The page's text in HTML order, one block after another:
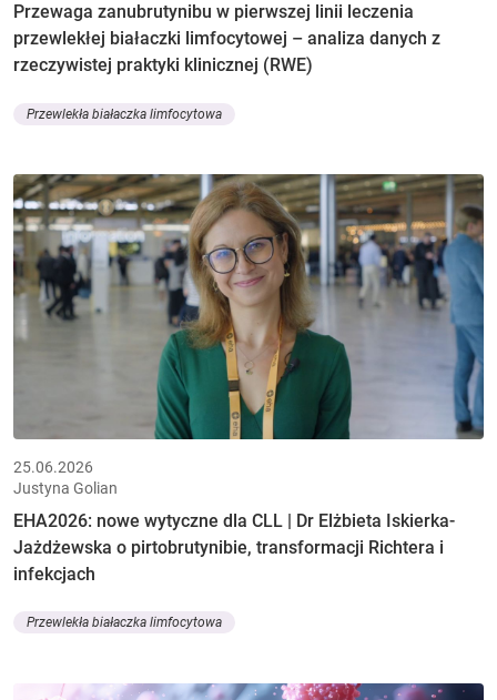
Przewaga zanubrutynibu w pierwszej linii leczenia
przewlekłej białaczki limfocytowej – analiza danych z
rzeczywistej praktyki klinicznej (RWE)
Przewlekła białaczka limfocytowa
25.06.2026
Justyna Golian
EHA2026: nowe wytyczne dla CLL | Dr Elżbieta Iskierka-
Jażdżewska o pirtobrutynibie, transformacji Richtera i
infekcjach
Przewlekła białaczka limfocytowa